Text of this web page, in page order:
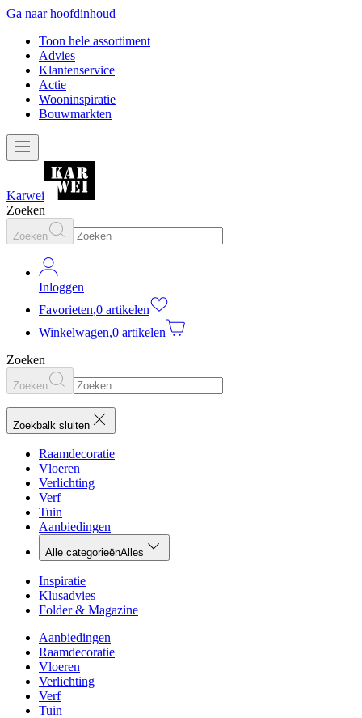
Ga naar hoofdinhoud
Toon hele assortiment
Advies
Klantenservice
Actie
Wooninspiratie
Bouwmarkten
Karwei
Zoeken
Zoeken
Inloggen
Favorieten,0 artikelen
Winkelwagen,0 artikelen
Zoeken
Zoeken
Zoekbalk sluiten
Raamdecoratie
Vloeren
Verlichting
Verf
Tuin
Aanbiedingen
Alle categorieënAlles
Inspiratie
Klusadvies
Folder & Magazine
Aanbiedingen
Raamdecoratie
Vloeren
Verlichting
Verf
Tuin